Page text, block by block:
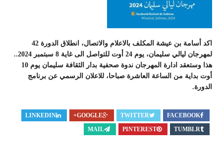
اكد أسامة بن عيشة المكلف بالاعلام والاتصال، انطلاق الدورة 42
لمهرجان ليالي سليمان، يوم 24 أوت للتواصل الى غاية 8 سبتمبر 2024..
هذا وستعقد ادارة المهرجان ندوة صحفية بدار الثقافة سليمان يوم 10
أوت بداية من الساعة العاشرة صباحا، للاعلان الرسمي عن برنامج
الدورة.
FACEBOOK
TWITTER
GOOGLE+
LINKEDIN
TUMBLR
PINTEREST
MAIL